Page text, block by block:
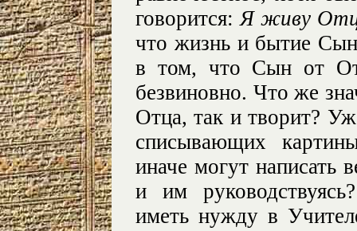
говорится:Я живу
что жизнь и бытие
в том, что Сын от
безвиновно. Что же
Отца, так и творит?
списывающих
иначе могут написать
и им
иметь нужду в